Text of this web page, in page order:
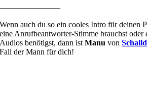
———————–
Wenn auch du so ein cooles Intro für deinen
eine Anrufbeantworter-Stimme brauchst
Audios benötigst, dann istManu von
Fall der Mann für dich!